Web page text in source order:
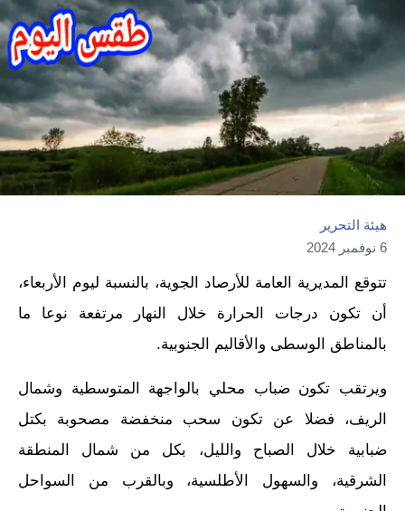
هيئة التحرير
6 نوفمبر 2024
تتوقع المديرية العامة للأرصاد الجوية، بالنسبة ليوم الأربعاء،
أن تكون درجات الحرارة خلال النهار مرتفعة نوعا ما
بالمناطق الوسطى والأقاليم الجنوبية.
ويرتقب تكون ضباب محلي بالواجهة المتوسطية وشمال
الريف، فضلا عن تكون سحب منخفضة مصحوبة بكتل
ضبابية خلال الصباح والليل، بكل من شمال المنطقة
الشرقية، والسهول الأطلسية، وبالقرب من السواحل